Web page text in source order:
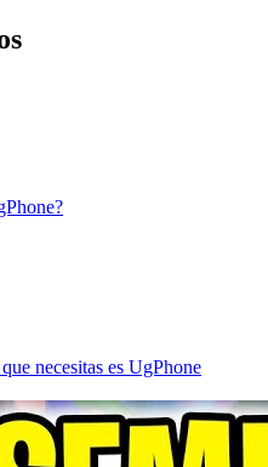
necesitas es UgPhone